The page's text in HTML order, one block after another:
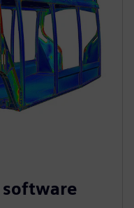
software